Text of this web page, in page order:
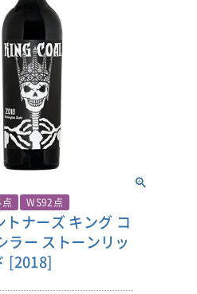
じさせる、月明かりに
佇まい。ブラックチェ
ッシュなタバコ、カカ
ライタイムの香りが複
力強さの中に、旨味を
レザーのニュアンスが
印象以上に、奥行きの
インです。
いて
ン州の歴史の中で
のヴィンテージのひと
せん。
かで、ブドウは均一に
結果、ワインはいずれ
リッチで複雑、そして
WS92点
トナーズ キング コ
ラー ストーンリッ
[2018]